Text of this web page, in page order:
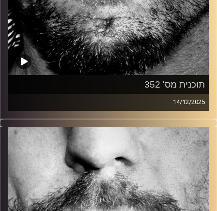
תוכנית מס' 352
14/12/2025
זיפים, מוזיקה מחוספסת של הופעות חיות. הרבה ג'אם, רוק,
בלוז, bluegrass, ג'אז, Fאנק, פרוגרסיב ואפילו אלקטרוניקה.
כל מה שחי, אמיתי ונושם.
עם שמוליק רגב.
קרדיט תמונות: David Goehring